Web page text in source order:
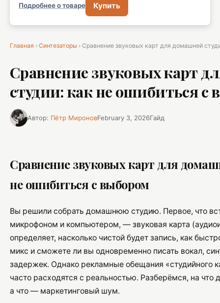
Подробнее о товаре Купить
Главная › Синтезаторы › Сравнение звуковых карт для домашней
Сравнение звуковых карт
студии: как не ошибиться с
Автор: Пётр МироновFebruary 3, 2026Гайд
Сравнение звуковых карт для
не ошибиться с выбором
Вы решили собрать домашнюю студию. Первое, что
микрофоном и компьютером, — звуковая карта
определяет, насколько чистой будет запись, как
микс и сможете ли вы одновременно писать вокал,
задержек. Однако рекламные обещания «студийного
часто расходятся с реальностью. Разберёмся, на что
а что — маркетинговый шум.